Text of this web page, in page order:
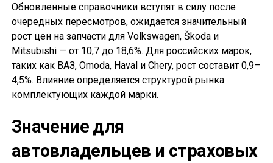
Обновленные справочники вступят в силу после
очередных пересмотров, ожидается значительный
рост цен на запчасти для Volkswagen, Škoda и
Mitsubishi — от 10,7 до 18,6%. Для российских марок,
таких как ВАЗ, Omoda, Haval и Chery, рост составит 0,9–
4,5%. Влияние определяется структурой рынка
комплектующих каждой марки.
Значение для
автовладельцев и страховых